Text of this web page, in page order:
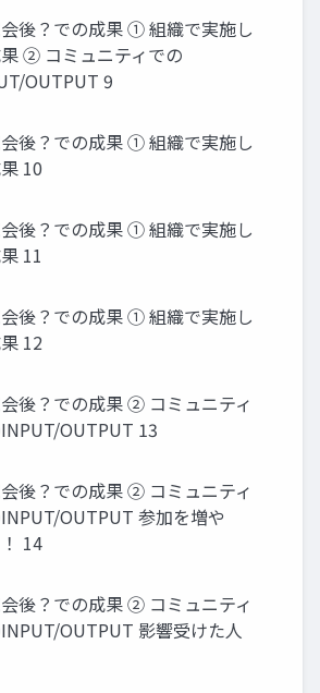
後？での成果 ① 組織で実施し
② コミュニティでの
OUTPUT 9
後？での成果 ① 組織で実施し
10
後？での成果 ① 組織で実施し
11
後？での成果 ① 組織で実施し
12
後？での成果 ② コミュニティ
OUTPUT 13
後？での成果 ② コミュニティ
OUTPUT 参加を増や
14
後？での成果 ② コミュニティ
OUTPUT 影響受けた人